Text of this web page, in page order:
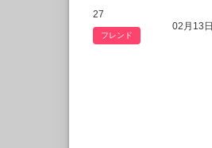
27
フレンド
02月13日